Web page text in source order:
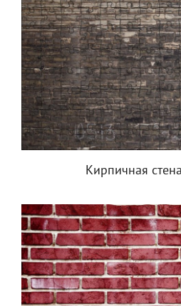
Кирпичная